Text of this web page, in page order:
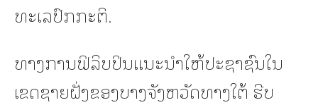
ທະເລປົກກະຕິ.
ທາງການຟິລິບປິນແນະນຳໃຫ້ປະຊາຊົນໃນ
ເຂດຊາຍຝັ່ງຂອງບາງຈັງຫວັດທາງໃຕ້ ຮີບ